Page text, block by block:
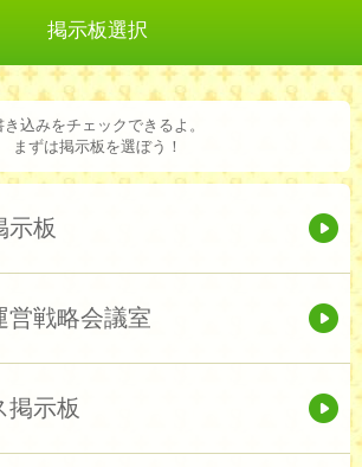
掲示板選択
き込みをチェックできるよ。
まずは掲示板を選ぼう！
示板
営戦略会議室
掲示板